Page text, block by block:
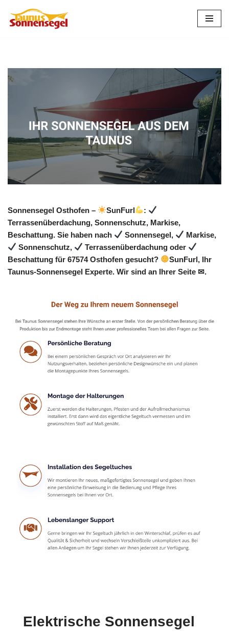
Zum
Sonnensegel Osthofen – SunFurl
:
Terrassenüberdachung, Sonnenschutz, Markise,
Beschattung. Sie haben nach
Sonnensegel,
Markise,
Sonnenschutz,
Terrassenüberdachung oder
Beschattung für 67574 Osthofen gesucht?
SunFurl, Ihr
Taunus-Sonnensegel Experte. Wir sind an Ihrer Seite ✉.
Elektrische Sonnensegel